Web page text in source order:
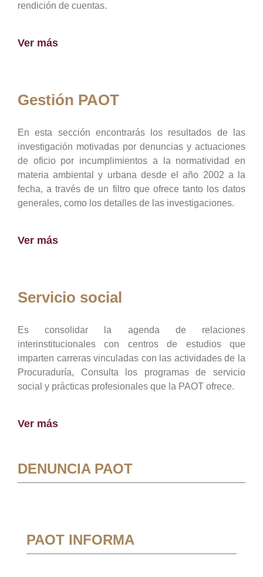
rendición de cuentas.
Ver más
Gestión PAOT
En esta sección encontrarás los resultados de las
investigación motivadas por denuncias y actuaciones
de oficio por incumplimientos a la normatividad en
materia ambiental y urbana desde el año 2002 a la
fecha, a través de un filtro que ofrece tanto los datos
generales, como los detalles de las investigaciones.
Ver más
Servicio social
Es consolidar la agenda de relaciones
interinstitucionales con centros de estudios que
imparten carreras vinculadas con las actividades de la
Procuraduría, Consulta los programas de servicio
social y prácticas profesionales que la PAOT ofrece.
Ver más
DENUNCIA PAOT
PAOT INFORMA